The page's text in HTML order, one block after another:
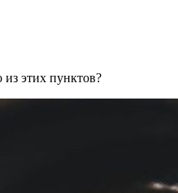
из этих пунктов?